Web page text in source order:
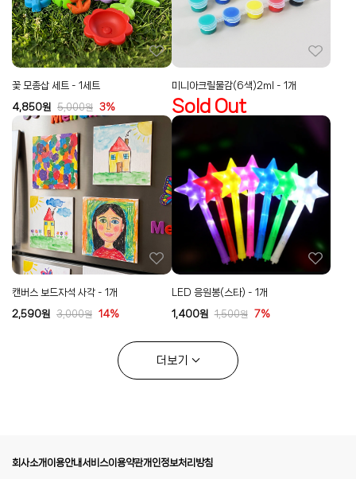
꽃 모종삽 세트 - 1세트
4,850원 5,000원 3%
미니아크릴물감(6색)2ml - 1개
Sold Out
캔버스 보드자석 사각 - 1개
2,590원 3,000원 14%
LED 응원봉(스타) - 1개
1,400원 1,500원 7%
더보기
회사소개 이용안내서비스이용약관개인정보처리방침